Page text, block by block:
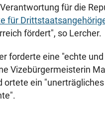
für die
für
fördert", so Lercher.
forderte eine "echte
Vizebürgermeisterin
ortete ein